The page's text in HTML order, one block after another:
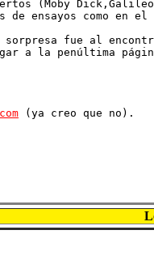
(Moby
ensayos como en el
sorpresa fue al
a la penúltima
(ya creo que no).